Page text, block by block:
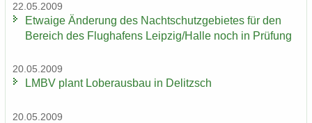
22.05.2009
Et­wa­ige Än­de­rung des Nacht­schutz­ge­bie­tes für den
Be­reich des Flug­ha­fens Leip­zig/Halle noch in Prü­fung
20.05.2009
LMBV plant Lober­aus­bau in De­litzsch
20.05.2009